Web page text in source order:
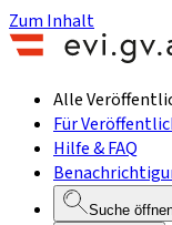
Zum Inhalt
Alle
Für
Hilfe & FAQ
Suche